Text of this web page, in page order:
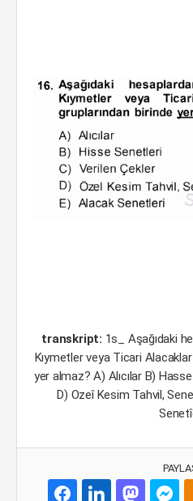
transkript: 1s_ Aşağıdaki
Kıymetler veya Ticari
yer almaz? A) Alıcılar B)
D) Ozeî Kesim Tahvil,